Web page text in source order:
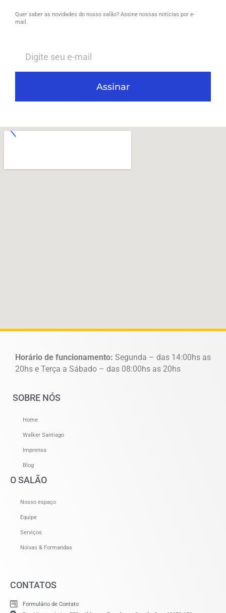
Quer saber as novidades do nosso salão? Assine nossas notícias por e-
mail.
Assinar
Horário de funcionamento: Segunda – das 14:00hs as
20hs e Terça a Sábado – das 08:00hs as 20hs
SOBRE NÓS
Home
Walker Santiago
Imprensa
Blog
O SALÃO
Nosso espaço
Equipe
Serviços
Noivas & Formandas
CONTATOS
Formulário de Contato